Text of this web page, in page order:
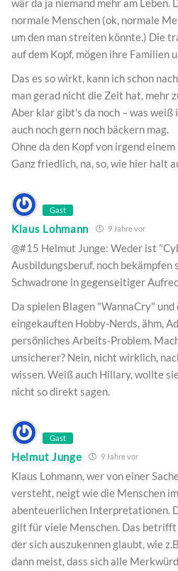
wär da ja niemand mehr am Leben.
normale Menschen (ok, normale
um den man streiten könnte.) Die
auf dem Kopf, mögen ihre Familien
Das es so wirkt, kann ich schon
man gerad nicht die Zeit hat, mehr
Aber klar gibt's da noch – was weiß
auch noch gern noch bäckern mag.
Ohne da den Kopf von irgend
Ganz friedlich, na, so, wie hier halt
Gast
Klaus Lohmann 9 Jahre vor
@#15 Helmut Junge: Weder ist
Ausbildungsberuf, noch bekämpfen
Schwadrone in gegenseitiger
Da spielen Blagen "WannaCry"
eingekauften Hobby-Nerds, ähm,
persönliches Arbeits-Problem.
unsicherer? Nein, nicht wirklich,
wissen. Weiß auch Hillary, wollte
nicht so direkt sagen.
Gast
Helmut Junge 9 Jahre vor
Klaus Lohmann, wer von einer
versteht, neigt wie die Menschen
abenteuerlichen Interpretationen.
gilt für viele Menschen. Das betrifft
der sich auszukennen glaubt, wie
dann meist, dass sich alle